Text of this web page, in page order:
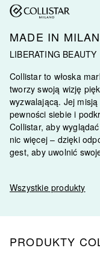
MADE IN
LIBERATING BEAUTY
Collistar to włoska
tworzy swoją wizję
wyzwalającą. Jej
pewności siebie i
Collistar, aby
nic więcej – dzięki
gest, aby uwolnić
Wszystkie produkty
PRODUKTY